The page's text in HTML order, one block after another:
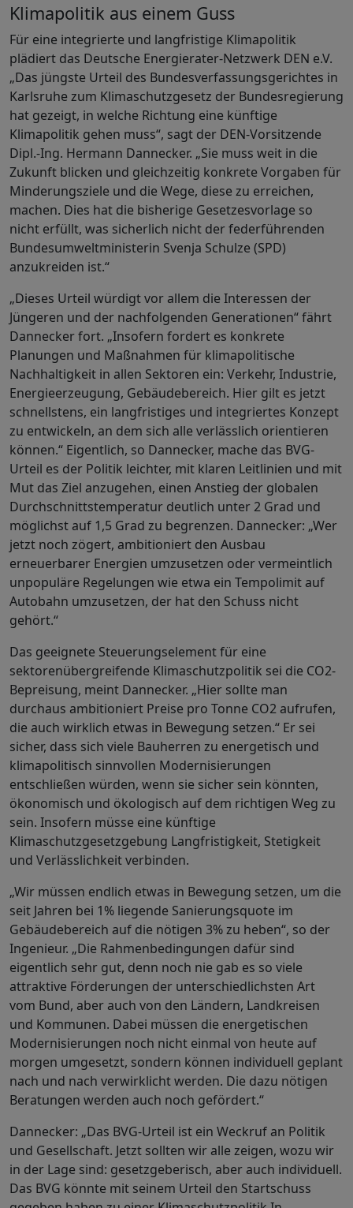
Klimapolitik aus einem Guss
Für eine integrierte und langfristige Klimapolitik
plädiert das Deutsche Energierater-Netzwerk DEN e.V.
„Das jüngste Urteil des Bundesverfassungsgerichtes in
Karlsruhe zum Klimaschutzgesetz der Bundesregierung
hat gezeigt, in welche Richtung eine künftige
Klimapolitik gehen muss“, sagt der DEN-Vorsitzende
Dipl.-Ing. Hermann Dannecker. „Sie muss weit in die
Zukunft blicken und gleichzeitig konkrete Vorgaben für
Minderungsziele und die Wege, diese zu erreichen,
machen. Dies hat die bisherige Gesetzesvorlage so
nicht erfüllt, was sicherlich nicht der federführenden
Bundesumweltministerin Svenja Schulze (SPD)
anzukreiden ist.“
„Dieses Urteil würdigt vor allem die Interessen der
Jüngeren und der nachfolgenden Generationen“ fährt
Dannecker fort. „Insofern fordert es konkrete
Planungen und Maßnahmen für klimapolitische
Nachhaltigkeit in allen Sektoren ein: Verkehr, Industrie,
Energieerzeugung, Gebäudebereich. Hier gilt es jetzt
schnellstens, ein langfristiges und integriertes Konzept
zu entwickeln, an dem sich alle verlässlich orientieren
können.“ Eigentlich, so Dannecker, mache das BVG-
Urteil es der Politik leichter, mit klaren Leitlinien und mit
Mut das Ziel anzugehen, einen Anstieg der globalen
Durchschnittstemperatur deutlich unter 2 Grad und
möglichst auf 1,5 Grad zu begrenzen. Dannecker: „Wer
jetzt noch zögert, ambitioniert den Ausbau
erneuerbarer Energien umzusetzen oder vermeintlich
unpopuläre Regelungen wie etwa ein Tempolimit auf
Autobahn umzusetzen, der hat den Schuss nicht
gehört.“
Das geeignete Steuerungselement für eine
sektorenübergreifende Klimaschutzpolitik sei die CO2-
Bepreisung, meint Dannecker. „Hier sollte man
durchaus ambitioniert Preise pro Tonne CO2 aufrufen,
die auch wirklich etwas in Bewegung setzen.“ Er sei
sicher, dass sich viele Bauherren zu energetisch und
klimapolitisch sinnvollen Modernisierungen
entschließen würden, wenn sie sicher sein könnten,
ökonomisch und ökologisch auf dem richtigen Weg zu
sein. Insofern müsse eine künftige
Klimaschutzgesetzgebung Langfristigkeit, Stetigkeit
und Verlässlichkeit verbinden.
„Wir müssen endlich etwas in Bewegung setzen, um die
seit Jahren bei 1% liegende Sanierungsquote im
Gebäudebereich auf die nötigen 3% zu heben“, so der
Ingenieur. „Die Rahmenbedingungen dafür sind
eigentlich sehr gut, denn noch nie gab es so viele
attraktive Förderungen der unterschiedlichsten Art
vom Bund, aber auch von den Ländern, Landkreisen
und Kommunen. Dabei müssen die energetischen
Modernisierungen noch nicht einmal von heute auf
morgen umgesetzt, sondern können individuell geplant
nach und nach verwirklicht werden. Die dazu nötigen
Beratungen werden auch noch gefördert.“
Dannecker: „Das BVG-Urteil ist ein Weckruf an Politik
und Gesellschaft. Jetzt sollten wir alle zeigen, wozu wir
in der Lage sind: gesetzgeberisch, aber auch individuell.
Das BVG könnte mit seinem Urteil den Startschuss